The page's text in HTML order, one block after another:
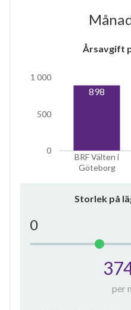
5
lägenheter
Årsavgift
BRF Välten i
Göteborg
0
500
1 000
898
Storlek på
0
per